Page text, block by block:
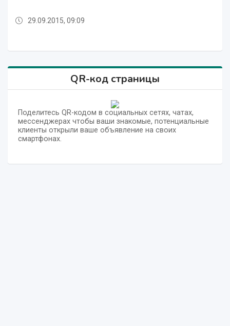
29.09.2015, 09:09
QR-код страницы
Поделитесь QR-кодом в социальных сетях, чатах,
мессенджерах чтобы ваши знакомые, потенциальные
клиенты открыли ваше объявление на своих
смартфонах.